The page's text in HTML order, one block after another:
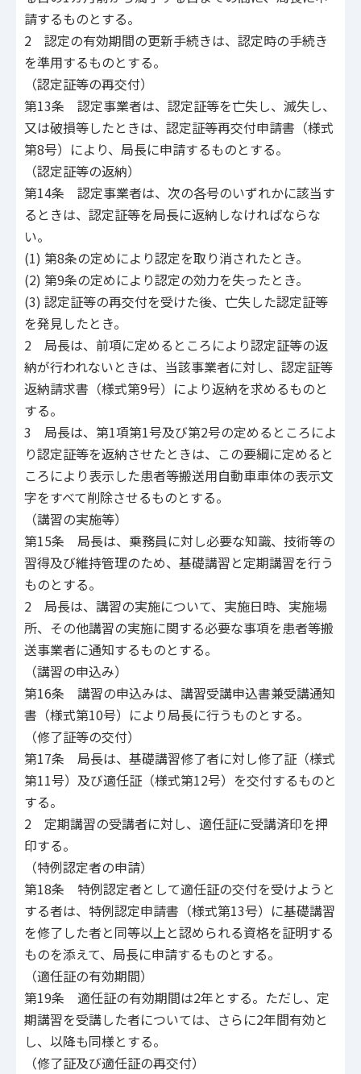
請するものとする。
2 認定の有効期間の更新手続きは、認定時の手続き
を準用するものとする。
（認定証等の再交付）
第13条 認定事業者は、認定証等を亡失し、滅失し、
又は破損等したときは、認定証等再交付申請書（様式
第8号）により、局長に申請するものとする。
（認定証等の返納）
第14条 認定事業者は、次の各号のいずれかに該当す
るときは、認定証等を局長に返納しなければならな
い。
(1) 第8条の定めにより認定を取り消されたとき。
(2) 第9条の定めにより認定の効力を失ったとき。
(3) 認定証等の再交付を受けた後、亡失した認定証等
を発見したとき。
2 局長は、前項に定めるところにより認定証等の返
納が行われないときは、当該事業者に対し、認定証等
返納請求書（様式第9号）により返納を求めるものと
する。
3 局長は、第1項第1号及び第2号の定めるところによ
り認定証等を返納させたときは、この要綱に定めると
ころにより表示した患者等搬送用自動車車体の表示文
字をすべて削除させるものとする。
（講習の実施等）
第15条 局長は、乗務員に対し必要な知識、技術等の
習得及び維持管理のため、基礎講習と定期講習を行う
ものとする。
2 局長は、講習の実施について、実施日時、実施場
所、その他講習の実施に関する必要な事項を患者等搬
送事業者に通知するものとする。
（講習の申込み）
第16条 講習の申込みは、講習受講申込書兼受講通知
書（様式第10号）により局長に行うものとする。
（修了証等の交付）
第17条 局長は、基礎講習修了者に対し修了証（様式
第11号）及び適任証（様式第12号）を交付するものと
する。
2 定期講習の受講者に対し、適任証に受講済印を押
印する。
（特例認定者の申請）
第18条 特例認定者として適任証の交付を受けようと
する者は、特例認定申請書（様式第13号）に基礎講習
を修了した者と同等以上と認められる資格を証明する
ものを添えて、局長に申請するものとする。
（適任証の有効期間）
第19条 適任証の有効期間は2年とする。ただし、定
期講習を受講した者については、さらに2年間有効と
し、以降も同様とする。
（修了証及び適任証の再交付）